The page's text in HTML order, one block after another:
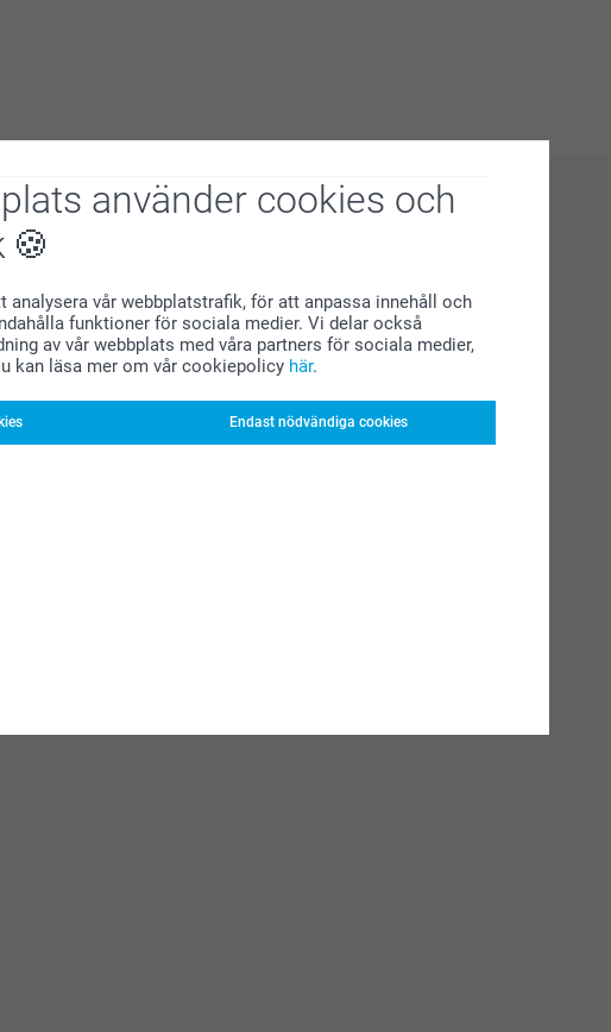
använder cookies och
analysera vår webbplatstrafik, för att anpassa innehåll och
funktioner för sociala medier. Vi delar också
av vår webbplats med våra partners för sociala medier,
kan läsa mer om vår cookiepolicy här.
Endast nödvändiga cookies